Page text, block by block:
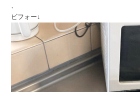
ビフォー↓